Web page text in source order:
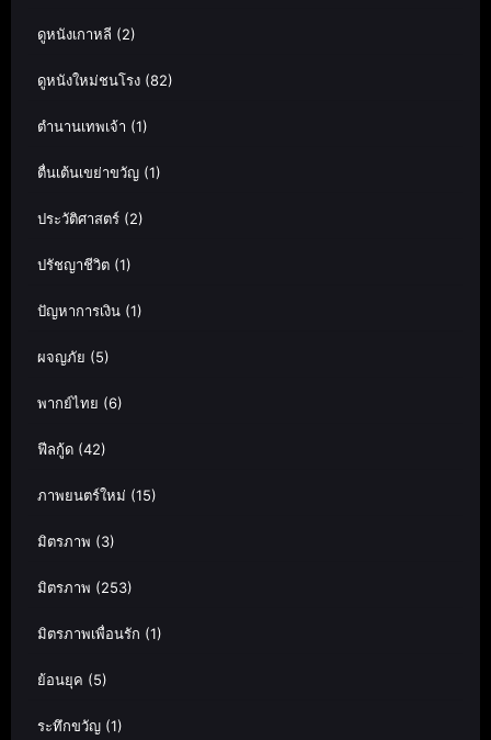
ดูหนังเกาหลี (2)
ดูหนังใหม่ชนโรง (82)
ตำนานเทพเจ้า (1)
ตื่นเต้นเขย่าขวัญ (1)
ประวัติศาสตร์ (2)
ปรัชญาชีวิต (1)
ปัญหาการเงิน (1)
ผจญภัย (5)
พากย์ไทย (6)
ฟีลกู้ด (42)
ภาพยนตร์ใหม่ (15)
มิตรภาพ (3)
มิตรภาพ (253)
มิตรภาพเพื่อนรัก (1)
ย้อนยุค (5)
ระทึกขวัญ (1)